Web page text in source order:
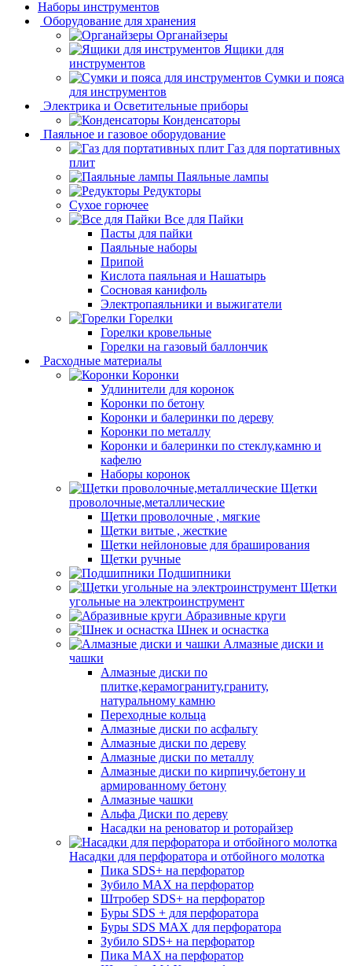
Наборы инструментов
Оборудование для хранения
Органайзеры
Ящики для
инструментов
Сумки и пояса
для инструментов
Электрика и Осветительные приборы
Конденсаторы
Паяльное и газовое оборудование
Газ для портативных
плит
Паяльные лампы
Редукторы
Сухое горючее
Все для Пайки
Пасты для пайки
Паяльные наборы
Припой
Кислота паяльная и Нашатырь
Сосновая канифоль
Электропаяльники и выжигатели
Горелки
Горелки кровельные
Горелки на газовый баллончик
Расходные материалы
Коронки
Удлинители для коронок
Коронки по бетону
Коронки и балеринки по дереву
Коронки по металлу
Коронки и балеринки по стеклу,камню и
кафелю
Наборы коронок
Щетки
проволочные,металлические
Щетки проволочные , мягкие
Щетки витые , жесткие
Щетки нейлоновые для браширования
Щетки ручные
Подшипники
Щетки
угольные на электроинструмент
Абразивные круги
Шнек и оснастка
Алмазные диски и
чашки
Алмазные диски по
плитке,керамограниту,граниту,
натуральному камню
Переходные кольца
Алмазные диски по асфальту
Алмазные диски по дереву
Алмазные диски по металлу
Алмазные диски по кирпичу,бетону и
армированному бетону
Алмазные чашки
Альфа Диски по дереву
Насадки на реноватор и роторайзер
Насадки для перфоратора и отбойного молотка
Пика SDS+ на перфоратор
Зубило MAX на перфоратор
Штробер SDS+ на перфоратор
Буры SDS + для перфоратора
Буры SDS MAX для перфоратора
Зубило SDS+ на перфоратор
Пика MAX на перфоратор